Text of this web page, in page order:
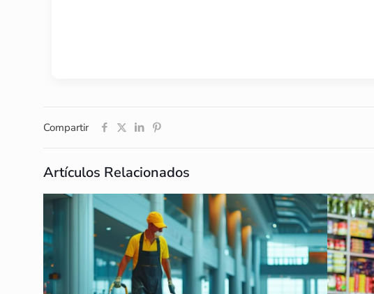
Compartir
Artículos Relacionados